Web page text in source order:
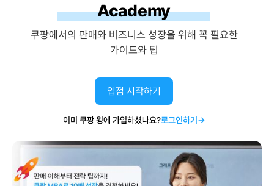
Academy
쿠팡에서의 판매와 비즈니스 성장을 위해 꼭 필요한
가이드와 팁
입점 시작하기
이미 쿠팡 윙에 가입하셨나요?로그인하기→